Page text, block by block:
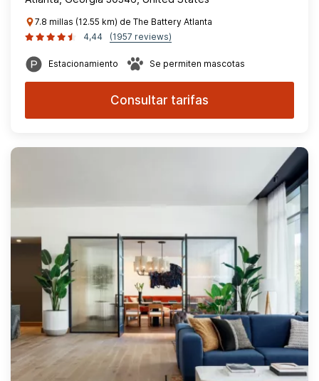
7.8 millas (12.55 km) de The Battery Atlanta
4,44
(1957 reviews)
Estacionamiento Se permiten mascotas
Consultar tarifas